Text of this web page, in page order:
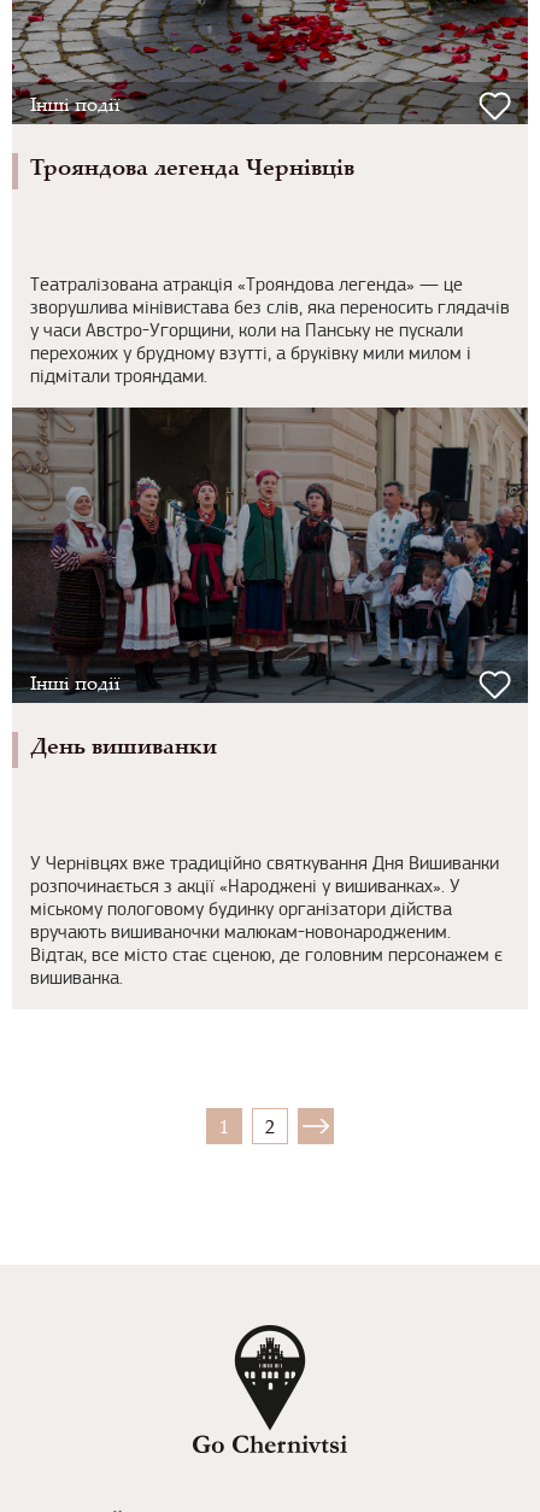
Інші події
Трояндова легенда Чернівців
Театралізована атракція «Трояндова легенда» — це
зворушлива мінівистава без слів, яка переносить глядачів
у часи Австро-Угорщини, коли на Панську не пускали
перехожих у брудному взутті, а бруківку мили милом і
підмітали трояндами.
Інші події
День вишиванки
У Чернівцях вже традиційно святкування Дня Вишиванки
розпочинається з акції «Народжені у вишиванках». У
міському пологовому будинку організатори дійства
вручають вишиваночки малюкам-новонародженим.
Відтак, все місто стає сценою, де головним персонажем є
вишиванка.
1 2